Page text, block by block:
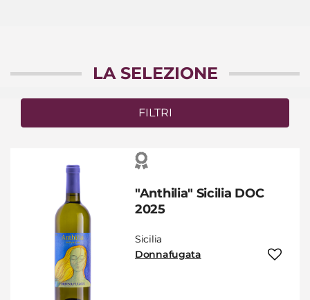
LA SELEZIONE
FILTRI
"Anthilia" Sicilia DOC
2025
Sicilia
Donnafugata